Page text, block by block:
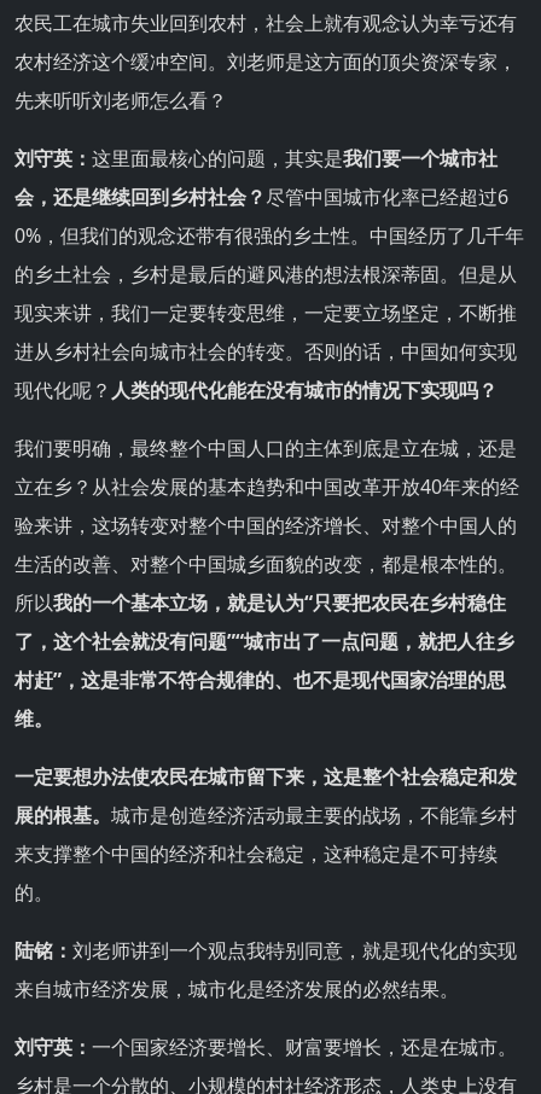
农民工在城市失业回到农村，社会上就有观念认为幸亏还有
农村经济这个缓冲空间。刘老师是这方面的顶尖资深专家，
先来听听刘老师怎么看？
刘守英： 这里面最核心的问题，其实是我们要一个城市社
会，还是继续回到乡村社会？尽管中国城市化率已经超过6
0%，但我们的观念还带有很强的乡土性。中国经历了几千年
的乡土社会，乡村是最后的避风港的想法根深蒂固。但是从
现实来讲，我们一定要转变思维，一定要立场坚定，不断推
进从乡村社会向城市社会的转变。否则的话，中国如何实现
现代化呢？ 人类的现代化能在没有城市的情况下实现吗？
我们要明确，最终整个中国人口的主体到底是立在城，还是
立在乡？从社会发展的基本趋势和中国改革开放40年来的经
验来讲，这场转变对整个中国的经济增长、对整个中国人的
生活的改善、对整个中国城乡面貌的改变，都是根本性的。
所以我的一个基本立场，就是认为“只要把农民在乡村稳住
了，这个社会就没有问题”“城市出了一点问题，就把人往乡
村赶”，这是非常不符合规律的、也不是现代国家治理的思
维。
一定要想办法使农民在城市留下来，这是整个社会稳定和发
展的根基。 城市是创造经济活动最主要的战场，不能靠乡村
来支撑整个中国的经济和社会稳定，这种稳定是不可持续
的。
陆铭： 刘老师讲到一个观点我特别同意，就是现代化的实现
来自城市经济发展，城市化是经济发展的必然结果。
刘守英： 一个国家经济要增长、财富要增长，还是在城市。
乡村是一个分散的、小规模的村社经济形态，人类史上没有